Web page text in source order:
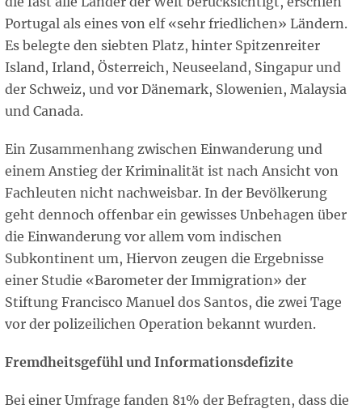
Portugal als eines von elf «sehr friedlichen» Ländern.
Es belegte den siebten Platz, hinter Spitzenreiter
Island, Irland, Österreich, Neuseeland, Singapur und
der Schweiz, und vor Dänemark, Slowenien, Malaysia
und Canada.
Ein Zusammenhang zwischen Einwanderung und
einem Anstieg der Kriminalität ist nach Ansicht von
Fachleuten nicht nachweisbar. In der Bevölkerung
geht dennoch offenbar ein gewisses Unbehagen über
die Einwanderung vor allem vom indischen
Subkontinent um, Hiervon zeugen die Ergebnisse
einer Studie «Barometer der Immigration» der
Stiftung Francisco Manuel dos Santos, die zwei Tage
vor der polizeilichen Operation bekannt wurden.
Fremdheitsgefühl und Informationsdefizite
Bei einer Umfrage fanden 81% der Befragten, dass die